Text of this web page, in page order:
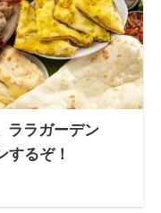
ララガーデン
るぞ！